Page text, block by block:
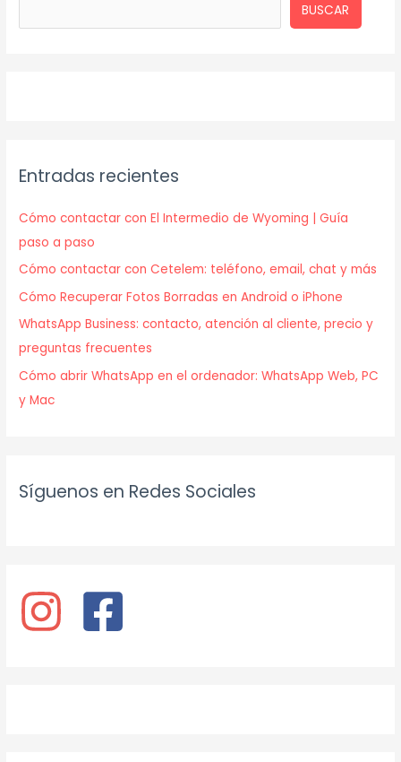
BUSCAR
Entradas recientes
Cómo contactar con El Intermedio de Wyoming | Guía
paso a paso
Cómo contactar con Cetelem: teléfono, email, chat y más
Cómo Recuperar Fotos Borradas en Android o iPhone
WhatsApp Business: contacto, atención al cliente, precio y
preguntas frecuentes
Cómo abrir WhatsApp en el ordenador: WhatsApp Web, PC
y Mac
Síguenos en Redes Sociales